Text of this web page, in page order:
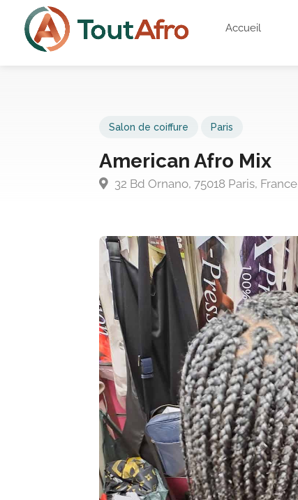
Accueil
Salon de coiffure Paris
American Afro Mix
32 Bd Ornano, 75018 Paris, France